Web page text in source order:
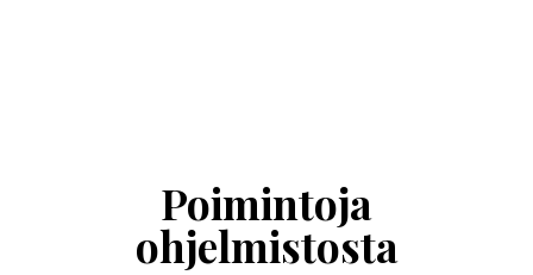
Poimintoja
ohjelmistosta